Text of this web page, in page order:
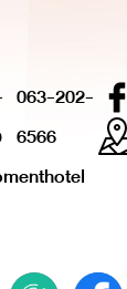
063-202-
6566